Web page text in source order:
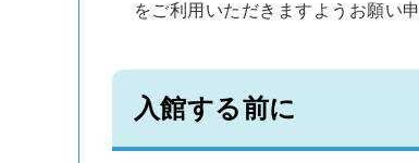
をご利用いただきますようお願い
入館する前に